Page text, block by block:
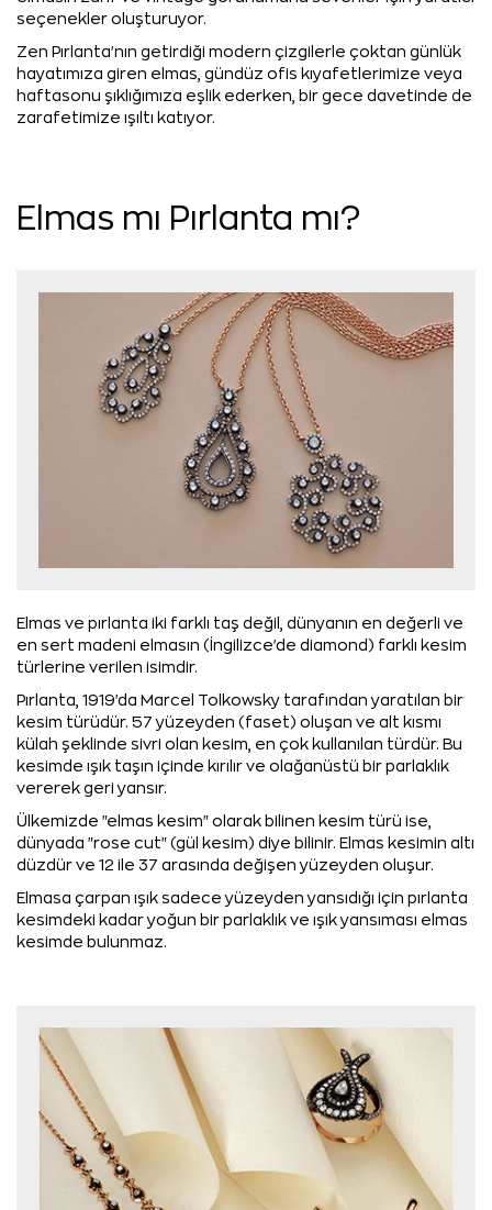
seçenekler oluşturuyor.
Zen Pırlanta'nın getirdiği modern çizgilerle çoktan günlük
hayatımıza giren elmas, gündüz ofis kıyafetlerimize veya
haftasonu şıklığımıza eşlik ederken, bir gece davetinde de
zarafetimize ışıltı katıyor.
Elmas mı Pırlanta mı?
Elmas ve pırlanta iki farklı taş değil, dünyanın en değerli ve
en sert madeni elmasın (İngilizce'de diamond) farklı kesim
türlerine verilen isimdir.
Pırlanta, 1919'da Marcel Tolkowsky tarafından yaratılan bir
kesim türüdür. 57 yüzeyden (faset) oluşan ve alt kısmı
külah şeklinde sivri olan kesim, en çok kullanılan türdür. Bu
kesimde ışık taşın içinde kırılır ve olağanüstü bir parlaklık
vererek geri yansır.
Ülkemizde "elmas kesim" olarak bilinen kesim türü ise,
dünyada "rose cut" (gül kesim) diye bilinir. Elmas kesimin altı
düzdür ve 12 ile 37 arasında değişen yüzeyden oluşur.
Elmasa çarpan ışık sadece yüzeyden yansıdığı için pırlanta
kesimdeki kadar yoğun bir parlaklık ve ışık yansıması elmas
kesimde bulunmaz.